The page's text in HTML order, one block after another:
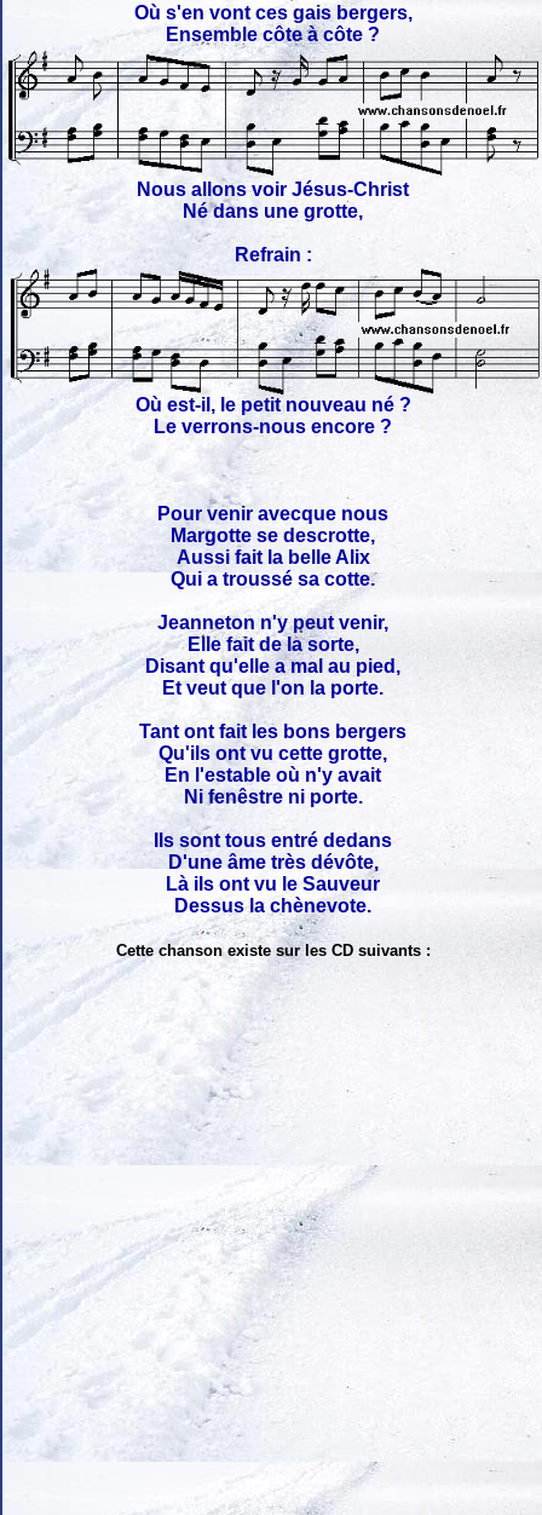
Où s'en vont ces gais bergers,
Ensemble côte à côte ?
Nous allons voir Jésus-Christ
Né dans une grotte,
Refrain :
Où est-il, le petit nouveau né ?
Le verrons-nous encore ?
Pour venir avecque nous
Margotte se descrotte,
Aussi fait la belle Alix
Qui a troussé sa cotte.
Jeanneton n'y peut venir,
Elle fait de la sorte,
Disant qu'elle a mal au pied,
Et veut que l'on la porte.
Tant ont fait les bons bergers
Qu'ils ont vu cette grotte,
En l'estable où n'y avait
Ni fenêstre ni porte.
Ils sont tous entré dedans
D'une âme très dévôte,
Là ils ont vu le Sauveur
Dessus la chènevote.
Cette chanson existe sur les CD suivants :